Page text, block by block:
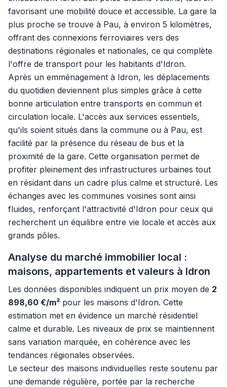
favorisant une mobilité douce et accessible. La gare la
plus proche se trouve à Pau, à environ 5 kilomètres,
offrant des connexions ferroviaires vers des
destinations régionales et nationales, ce qui complète
l'offre de transport pour les habitants d'Idron.
Après un emménagement à Idron, les déplacements
du quotidien deviennent plus simples grâce à cette
bonne articulation entre transports en commun et
circulation locale. L'accès aux services essentiels,
qu'ils soient situés dans la commune ou à Pau, est
facilité par la présence du réseau de bus et la
proximité de la gare. Cette organisation permet de
profiter pleinement des infrastructures urbaines tout
en résidant dans un cadre plus calme et structuré. Les
échanges avec les communes voisines sont ainsi
fluides, renforçant l'attractivité d'Idron pour ceux qui
recherchent un équilibre entre vie locale et accès aux
grands pôles.
Analyse du marché immobilier local :
maisons, appartements et valeurs à Idron
Les données disponibles indiquent un prix moyen de 2
898,60 €/m² pour les maisons d'Idron. Cette
estimation met en évidence un marché résidentiel
calme et durable. Les niveaux de prix se maintiennent
sans variation marquée, en cohérence avec les
tendances régionales observées.
Le secteur des maisons individuelles reste soutenu par
une demande régulière, portée par la recherche